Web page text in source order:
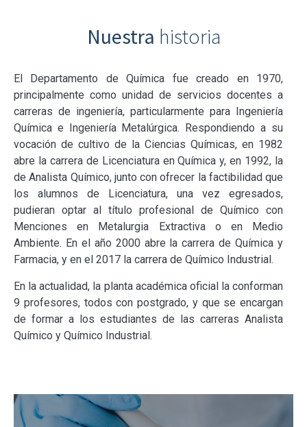
Nuestra historia
El Departamento de Química fue creado en 1970,
principalmente como unidad de servicios docentes a
carreras de ingeniería, particularmente para Ingeniería
Química e Ingeniería Metalúrgica. Respondiendo a su
vocación de cultivo de la Ciencias Químicas, en 1982
abre la carrera de Licenciatura en Química y, en 1992, la
de Analista Químico, junto con ofrecer la factibilidad que
los alumnos de Licenciatura, una vez egresados,
pudieran optar al título profesional de Químico con
Menciones en Metalurgia Extractiva o en Medio
Ambiente. En el año 2000 abre la carrera de Química y
Farmacia, y en el 2017 la carrera de Químico Industrial.
En la actualidad, la planta académica oficial la conforman
9 profesores, todos con postgrado, y que se encargan
de formar a los estudiantes de las carreras Analista
Químico y Químico Industrial.